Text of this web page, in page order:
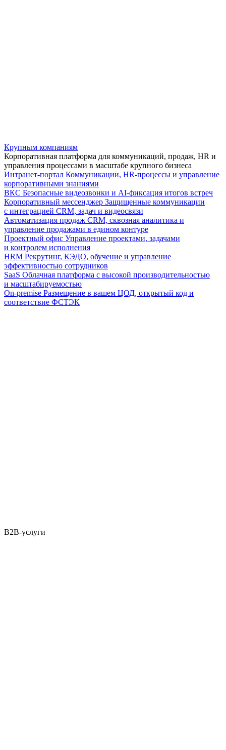
Крупным компаниям
Корпоративная платформа для коммуникаций, продаж, HR и
управления процессами в масштабе крупного бизнеса
Интранет-портал Коммуникации, HR-процессы и управление
корпоративными знаниями
ВКС Безопасные видеозвонки и AI-фиксация итогов встреч
Корпоративный мессенджер Защищенные коммуникации
с интеграцией CRM, задач и видеосвязи
Автоматизация продаж CRM, сквозная аналитика и
управление продажами в едином контуре
Проектный офис Управление проектами, задачами
и контролем исполнения
HRM Рекрутинг, КЭДО, обучение и управление
эффективностью сотрудников
SaaS Облачная платформа с высокой производительностью
и масштабируемостью
On-premise Размещение в вашем ЦОД, открытый код и
соответствие ФСТЭК
B2B-услуги